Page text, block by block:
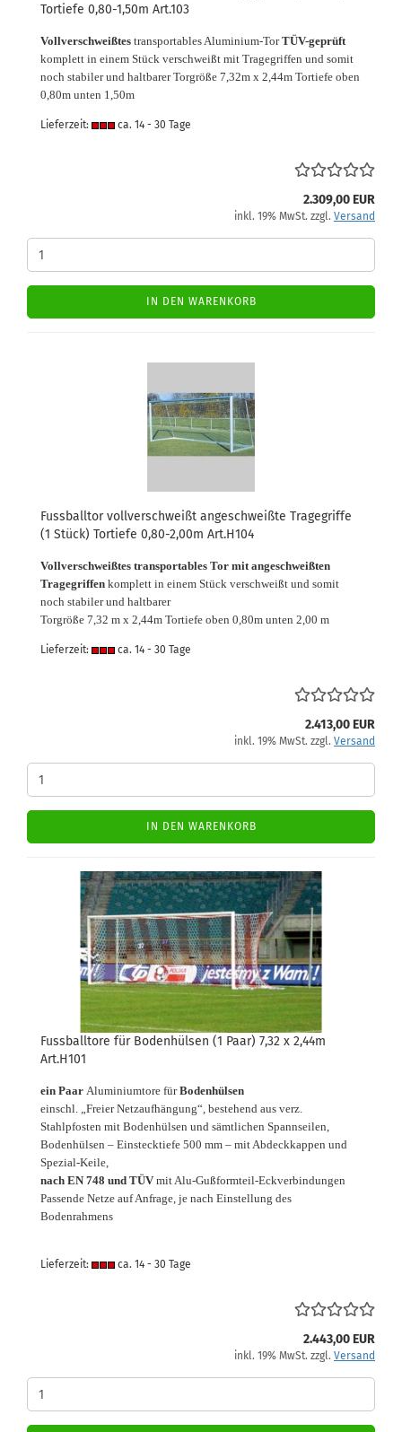
Tortiefe 0,80-1,50m Art.103
Vollverschweißtes transportables Aluminium-TorTÜV-geprüft
komplett in einem Stück verschweißt mit Tragegriffen und somit
noch stabiler und haltbarerTorgröße 7,32m x 2,44m Tortiefe oben
0,80m unten 1,50m
Lieferzeit: ca. 14 - 30 Tage
2.309,00 EUR
inkl. 19% MwSt. zzgl. Versand
IN DEN WARENKORB
Fussballtor vollverschweißt angeschweißte Tragegriffe
(1 Stück) Tortiefe 0,80-2,00m Art.H104
Vollverschweißtes transportables Tor mit angeschweißten
Tragegriffen komplett in einem Stück verschweißt und somit
noch stabiler und haltbarer
Torgröße 7,32 m x 2,44m Tortiefe oben 0,80m unten 2,00 m
Lieferzeit: ca. 14 - 30 Tage
2.413,00 EUR
inkl. 19% MwSt. zzgl. Versand
IN DEN WARENKORB
Fussballtore für Bodenhülsen (1 Paar) 7,32 x 2,44m
Art.H101
ein Paar Aluminiumtore fürBodenhülsen
einschl. „Freier Netzaufhängung“, bestehend aus verz.
Stahlpfosten mit Bodenhülsen und sämtlichen Spannseilen,
Bodenhülsen – Einstecktiefe 500 mm – mit Abdeckkappen und
Spezial-Keile,
nach EN 748 und TÜVmit Alu-Gußformteil-Eckverbindungen
Passende Netze auf Anfrage, je nach Einstellung des
Bodenrahmens
Lieferzeit: ca. 14 - 30 Tage
2.443,00 EUR
inkl. 19% MwSt. zzgl. Versand